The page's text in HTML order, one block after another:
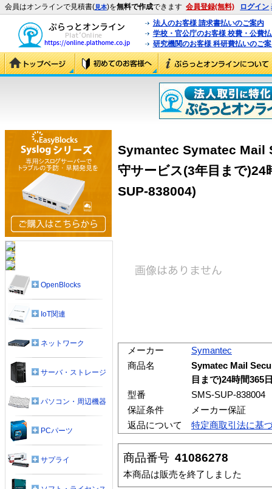
会員はオンラインで見積書(見本)を無料で作成できます 会員登録(無料) ログイン
法人のお客様 請求書払いのご案内
学校・官公庁のお客様 校費・公費
研究機関のお客様 科研費払いのご
Symantec Symatec Mail
守サービス(3年目まで)24
SUP-838004)
メーカー
Symantec
商品名
Symatec Mail
目まで)24時間365
型番
SMS-SUP-838004
保証条件
メーカー保証
返品について
特定商取引法に基
商品番号 41086278
本商品は販売を終了しました
OpenBlocks
IoT関連
ネットワーク
サーバ・ストレージ
パソコン・周辺機器
PCパーツ
サプライ